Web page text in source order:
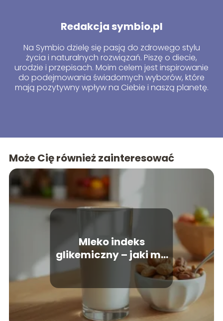
Redakcja symbio.pl
Na Symbio dzielę się pasją do zdrowego stylu
życia i naturalnych rozwiązań. Piszę o diecie,
urodzie i przepisach. Moim celem jest inspirowanie
do podejmowania świadomych wyborów, które
mają pozytywny wpływ na Ciebie i naszą planetę.
Może Cię również zainteresować
Mleko indeks
glikemiczny – jaki ma
wpływ na organizm?